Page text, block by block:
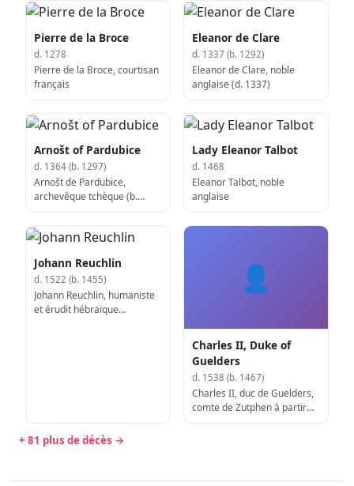
Pierre de la Broce
d. 1278
Pierre de la Broce, courtisan
français
Eleanor de Clare
d. 1337 (b. 1292)
Eleanor de Clare, noble
anglaise (d. 1337)
Arnošt of Pardubice
d. 1364 (b. 1297)
Arnošt de Pardubice,
archevêque tchèque (b.
Lady Eleanor Talbot
d. 1468
Eleanor Talbot, noble
anglaise
Johann Reuchlin
d. 1522 (b. 1455)
Johann Reuchlin, humaniste
et érudit hébraïque
👤
Charles II, Duke of
Guelders
d. 1538 (b. 1467)
Charles II, duc de Guelders,
comte de Zutphen à partir
+ 81 plus de décès →